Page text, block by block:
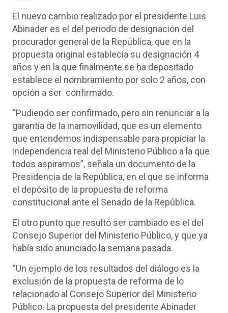
El nuevo cambio realizado por el presidente Luis
Abinader es el del periodo de designación del
procurador general de la República, que en la
propuesta original establecía su designación 4
años y en la que finalmente se ha depositado
establece el nombramiento por solo 2 años, con
opción a ser confirmado.
“Pudiendo ser confirmado, pero sin renunciar a la
garantía de la inamovilidad, que es un elemento
que entendemos indispensable para propiciar la
independencia real del Ministerio Público a la que
todos aspiramos”, señala un documento de la
Presidencia de la República, en el que se informa
el depósito de la propuesta de reforma
constitucional ante el Senado de la República.
El otro punto que resultó ser cambiado es el del
Consejo Superior del Ministerio Público, y que ya
había sido anunciado la semana pasada.
“Un ejemplo de los resultados del diálogo es la
exclusión de la propuesta de reforma de lo
relacionado al Consejo Superior del Ministerio
Público. La propuesta del presidente Abinader